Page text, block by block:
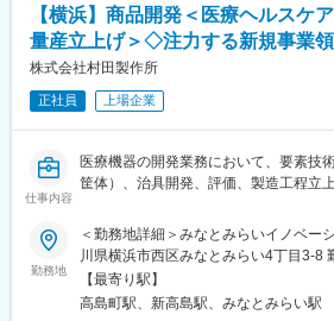
また、スキルに応じて、将来的にはテ
ェクト推進を担っていただくことも想
くプロジェクトマネジメント力も高め
変更の範囲：会社の定める業務
■会社、仕事の魅力：
・現場での業務時には「FOR Alliance
業、クライアントリーダー、ダイレク
ポート体制があります。
・ワールドインテックのワークスタイ
成をともに考え、自分にあった分野・
クスタイルです。
・実務に必要なスキルを身に付けるこ
あり、様々な技術を身につけることが
方、エンジニアから管理職を目指す方
ィールドを用意しています。
変更の範囲：会社の定める業務
【横浜】商品開発＜医療ヘルスケ
量産立上げ＞◇注力する新規事業
株式会社村田製作所
正社員 上場企業
仕事内容
医療機器の開発業務において、要素技
筐体）、治具開発、評価、製造工程立
■業務詳細
・製品：医療機器（クラスⅠ~Ⅲ）
・新規医療機器製品開発における機構
・医療機器製品の改良・バージョンア
勤務地
＜勤務地詳細＞みなとみらいイノベー
川県横浜市西区みなとみらい4丁目3-8
喫煙対策：屋内全面禁煙変更の範囲：
ートワーク含む）
【最寄り駅】
高島町駅、新高島駅、みなとみらい駅